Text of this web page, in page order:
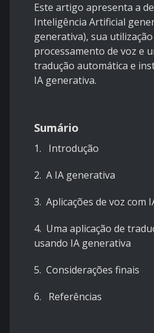
Este artigo apresenta a
Inteligência Artificial
generativa), sua
processamento de voz e
tradução automática e
IA generativa.
Sumário
1. Introdução
2. A IA generativa
3. Aplicações de voz com
4. Uma aplicação de
usando IA generativa
5. Considerações finais
6. Referências